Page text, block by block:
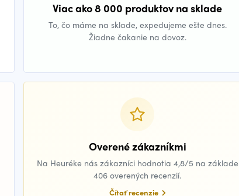
Viac ako 8 000 produktov na sklade
To, čo máme na sklade, expedujeme ešte dnes.
Žiadne čakanie na dovoz.
Overené zákazníkmi
Na Heuréke nás zákazníci hodnotia 4,8/5 na základe
406 overených recenzií.
Čítať recenzie